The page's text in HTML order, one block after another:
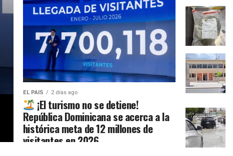
EL PAIS 2 días ago
¡El turismo no se detiene!
República Dominicana se acerca a la
histórica meta de 12 millones de
visitantes en 2026